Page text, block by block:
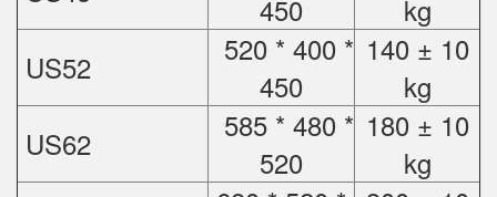
450
kg
US52
520 * 400 *
450
140 ± 10
kg
US62
585 * 480 *
520
180 ± 10
kg